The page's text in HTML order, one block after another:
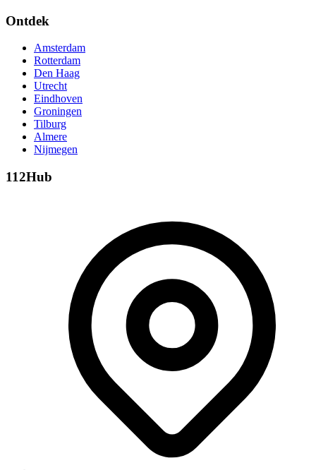
Ontdek
Amsterdam
Rotterdam
Den Haag
Utrecht
Eindhoven
Groningen
Tilburg
Almere
Nijmegen
112Hub